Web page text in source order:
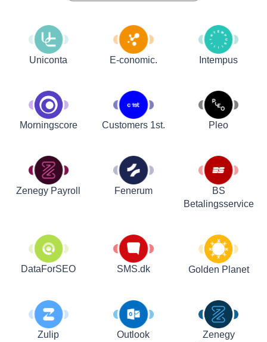
Uniconta E-conomic. Intempus
Morningscore Customers 1st. Pleo
Zenegy Payroll Fenerum
BS
Betalingsservice
DataForSEO SMS.dk Golden Planet
Zulip Outlook
Zenegy